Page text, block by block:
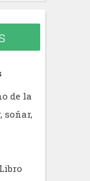
de la
soñar,